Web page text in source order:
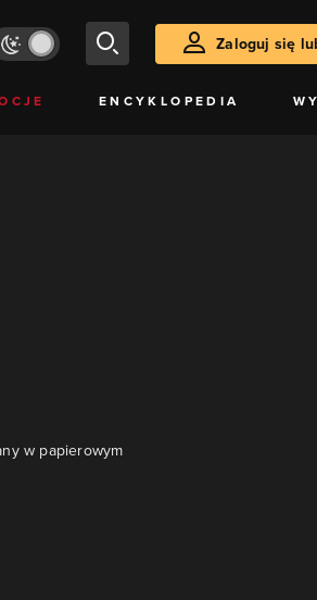
Zaloguj się
ENCYKLOPEDIA
w papierowym